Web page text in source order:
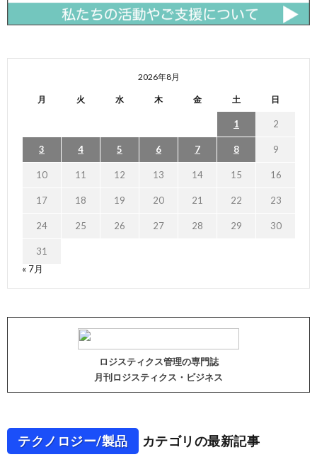
2026年8月
月 火 水 木 金 土 日
1 2
3 4 5 6 7 8 9
10 11 12 13 14 15 16
17 18 19 20 21 22 23
24 25 26 27 28 29 30
31
« 7月
ロジスティクス管理の専門誌
月刊ロジスティクス・ビジネス
テクノロジー/製品 カテゴリの最新記事